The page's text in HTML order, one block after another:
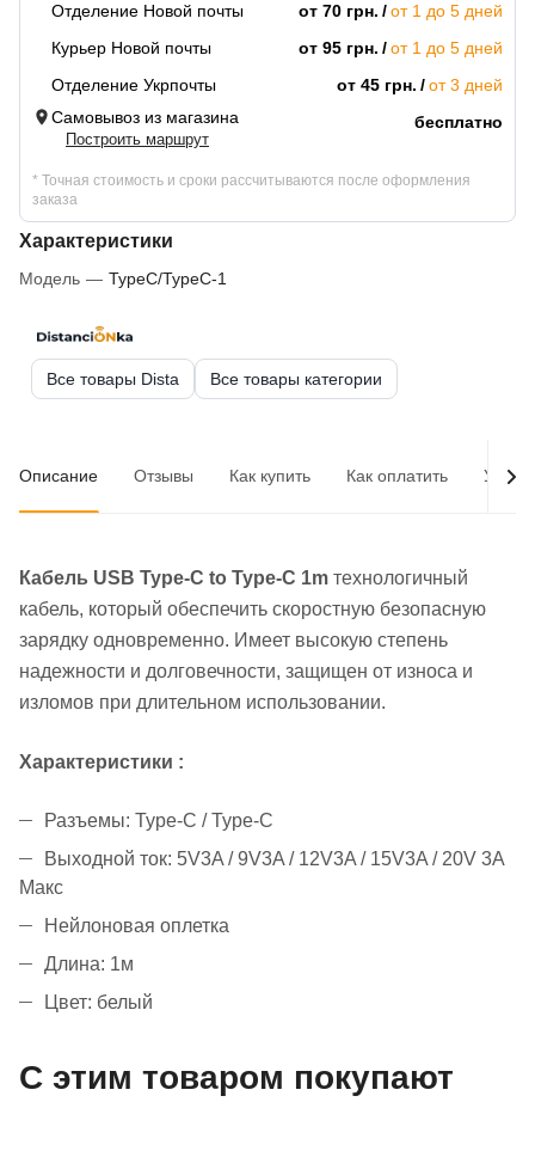
Отделение Новой почты
от 70 грн.
от 1 до 5 дней
Курьер Новой почты
от 95 грн.
от 1 до 5 дней
Отделение Укрпочты
от 45 грн.
от 3 дней
Самовывоз из магазина
Построить маршрут
бесплатно
* Точная стоимость и сроки рассчитываются после оформления
заказа
Характеристики
Модель — TypeC/TypeC-1
Все товары Dista Все товары категории
Описание Отзывы Как купить Как оплатить
Кабель USB Type-C to Type-C 1m технологичный
кабель, который обеспечить скоростную безопасную
зарядку одновременно. Имеет высокую степень
надежности и долговечности, защищен от износа и
изломов при длительном использовании.
Характеристики :
Разъемы: Type-C / Type-C
Выходной ток: 5V3A / 9V3A / 12V3A / 15V3A / 20V 3A
Макс
Нейлоновая оплетка
Длина: 1м
Цвет: белый
С этим товаром покупают